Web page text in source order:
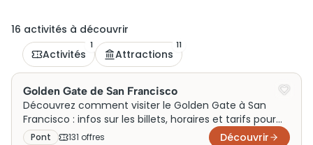
16 activités à découvrir
Activités
1
Attractions
11
Golden Gate de San Francisco
Découvrez comment visiter le Golden Gate à San
Francisco : infos sur les billets, horaires et tarifs pour
une visite inoubliable. Réservez maintenant !
Pont 131 offres Découvrir